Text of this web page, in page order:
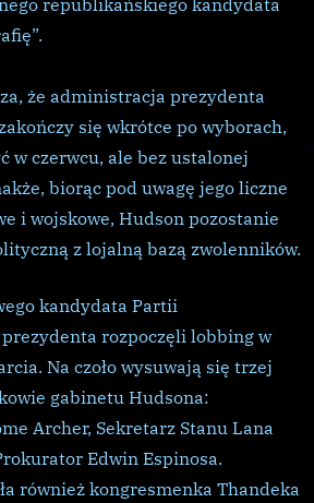
republikańskiego kandydata
że administracja prezydenta
się wkrótce po wyborach,
w czerwcu, ale bez ustalonej
biorąc pod uwagę jego liczne
i wojskowe, Hudson pozostanie
z lojalną bazą zwolenników.
kandydata Partii
rozpoczęli lobbing w
Na czoło wysuwają się trzej
gabinetu Hudsona:
Archer, Sekretarz Stanu Lana
Edwin Espinosa.
również kongresmenka Thandeka